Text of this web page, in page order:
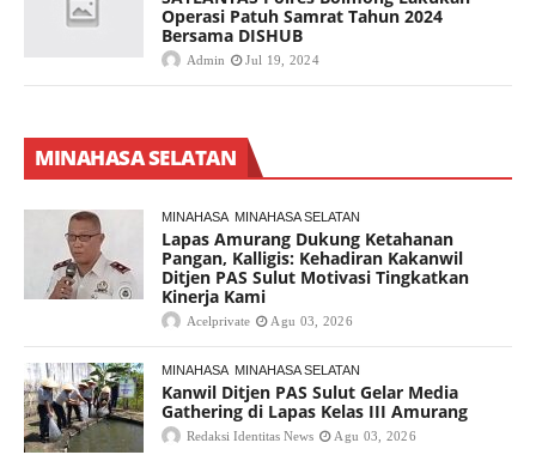
Operasi Patuh Samrat Tahun 2024
Bersama DISHUB
Admin Jul 19, 2024
MINAHASA SELATAN
MINAHASA MINAHASA SELATAN
Lapas Amurang Dukung Ketahanan
Pangan, Kalligis: Kehadiran Kakanwil
Ditjen PAS Sulut Motivasi Tingkatkan
Kinerja Kami
Acelprivate Agu 03, 2026
MINAHASA MINAHASA SELATAN
Kanwil Ditjen PAS Sulut Gelar Media
Gathering di Lapas Kelas III Amurang
Redaksi Identitas News Agu 03, 2026